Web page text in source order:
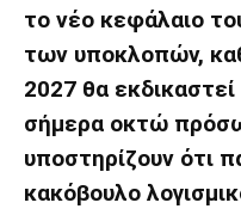
το νέο κεφάλαιο
των υποκλοπών,
2027 θα
σήμερα οκτώ
υποστηρίζουν ότι
κακόβουλο